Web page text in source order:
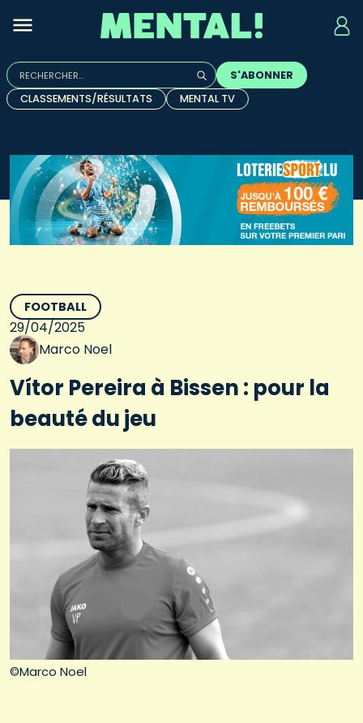
Rechercher :
Quand les résultats de l'auto-complétion sont
S'ABONNER
CLASSEMENTS/RÉSULTATS
MENTAL TV
©Marco Noel
FOOTBALL
29/04/2025
Marco Noel
Vítor Pereira à Bissen : pour la
beauté du jeu